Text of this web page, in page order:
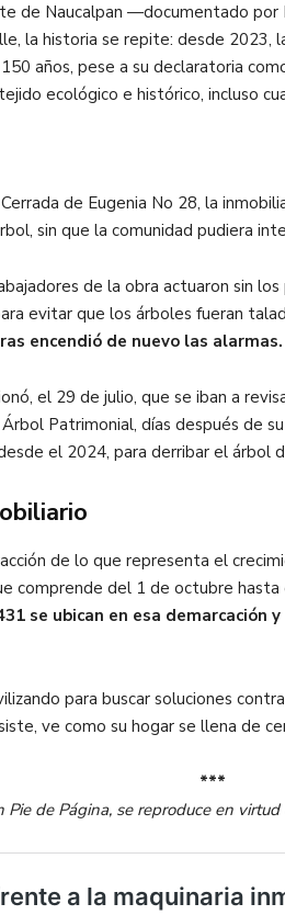
de Naucalpan —documentado por
la historia se repite: desde
años, pese a su declaratoria
ecológico e histórico, incluso
de Eugenia No 28, la
sin que la comunidad pudiera
de la obra actuaron sin
evitar que los árboles fueran
encendió de nuevo las alarmas.
el 29 de julio, que se iban a
Patrimonial, días después de
el 2024, para derribar el árbol
de lo que representa el
comprende del 1 de octubre
se ubican en esa
para buscar soluciones
ve como su hogar se llena de
***
de Página, se reproduce en